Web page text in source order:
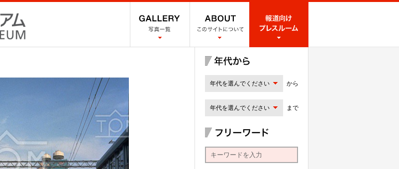
年代を選んでください から
年代を選んでください まで